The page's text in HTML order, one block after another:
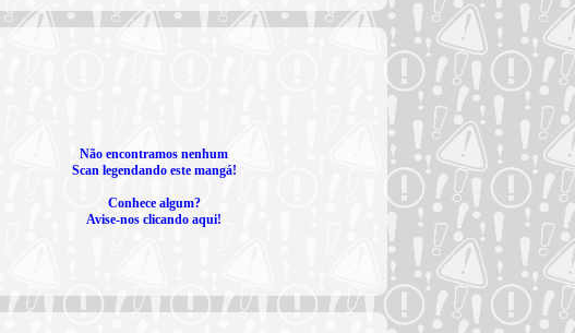
Não encontramos nenhum
Scan legendando este mangá!
Conhece algum?
Avise-nos clicando aqui!